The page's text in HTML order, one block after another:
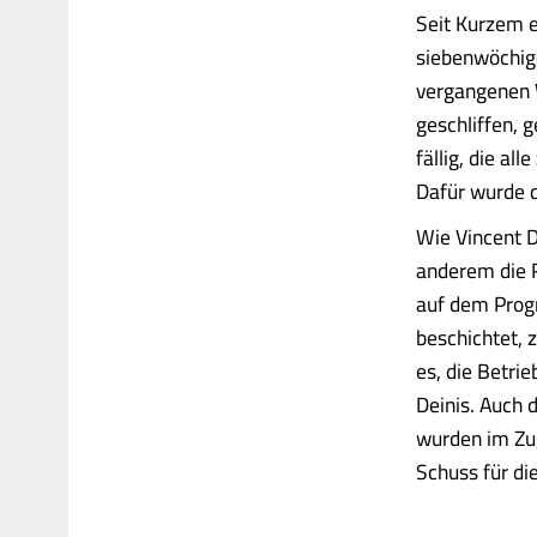
Seit Kurzem
geschliffen,
fällig, die
Dafür wurde
Wie Vincent
anderem die
auf dem
beschichtet,
es, die
Deinis.
wurden im
Schuss für